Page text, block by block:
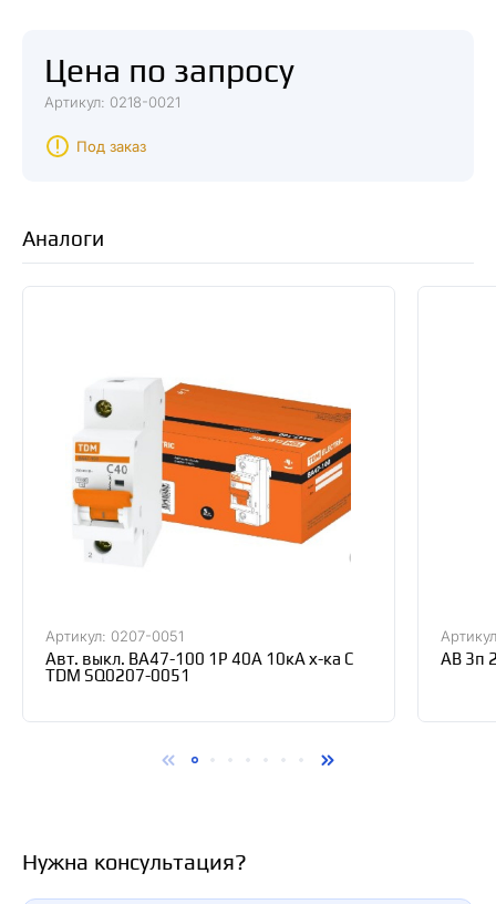
Бытовая серия автоматических выключателей. Экономичная
версия ВА47-29.
Страна происхождения — КИТАЙ
провода, мм² — 25
Цена по запросу
Артикул: 0218-0021
Под заказ
Аналоги
Артикул: 0207-0051
Авт. выкл. ВА47-100 1Р 40А 10кА х-ка С
TDM SQ0207-0051
АВ 3п
Нужна консультация?